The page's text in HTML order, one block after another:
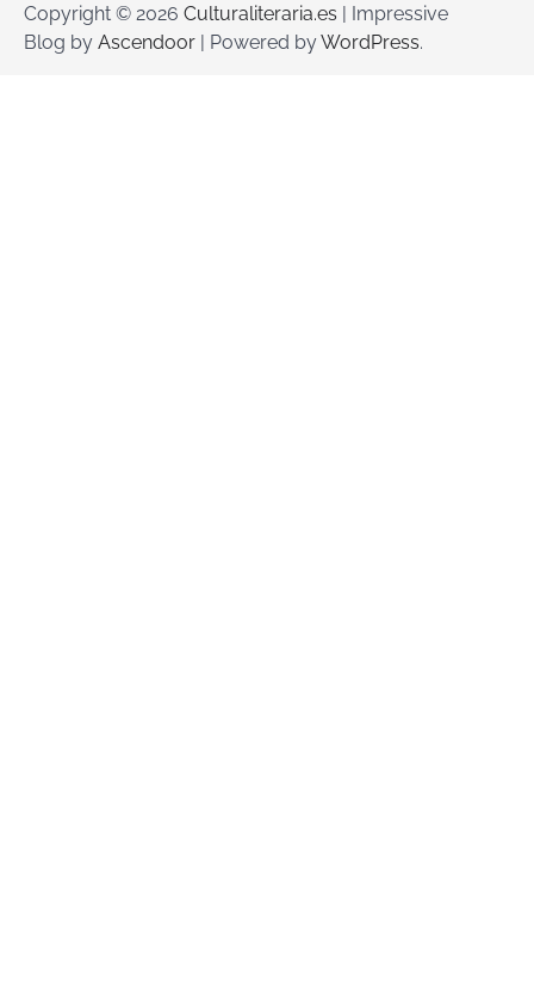
Copyright © 2026 Culturaliteraria.es | Impressive
Blog by Ascendoor | Powered byWordPress.